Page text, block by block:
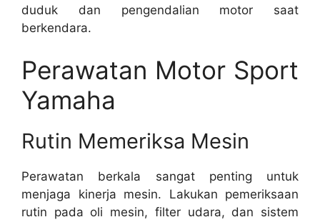
duduk dan pengendalian motor saat
berkendara.
Perawatan Motor Sport
Yamaha
Rutin Memeriksa Mesin
Perawatan berkala sangat penting untuk
menjaga kinerja mesin. Lakukan pemeriksaan
rutin pada oli mesin, filter udara, dan sistem